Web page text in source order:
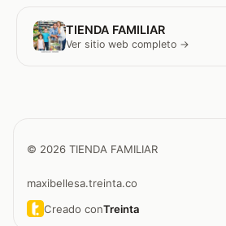
TIENDA FAMILIAR
Ver sitio web completo →
© 2026 TIENDA FAMILIAR
maxibellesa.treinta.co
Creado conTreinta